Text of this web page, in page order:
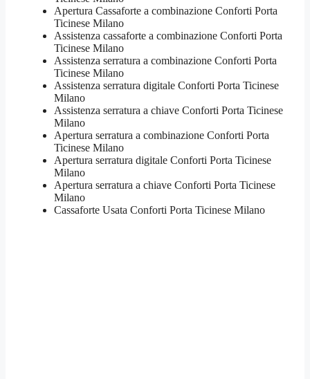
​Apertura Cassaforte a combinazione Conforti Porta
Ticinese Milano
Assistenza cassaforte a combinazione Conforti Porta
Ticinese Milano
​Assistenza serratura​ ​a combinazione Conforti Porta
Ticinese Milano
Assistenza serratura ​digitale Conforti Porta Ticinese
Milano
Assistenza serratura ​a chiave Conforti Porta Ticinese
Milano
​Apertura serratura​ ​a combinazione Conforti Porta
Ticinese Milano
Apertura serratura​ ​digitale Conforti Porta Ticinese
Milano
​Apertura serratura​ ​a chiave Conforti Porta Ticinese
Milano
​Cassaforte Usata Conforti Porta Ticinese Milano